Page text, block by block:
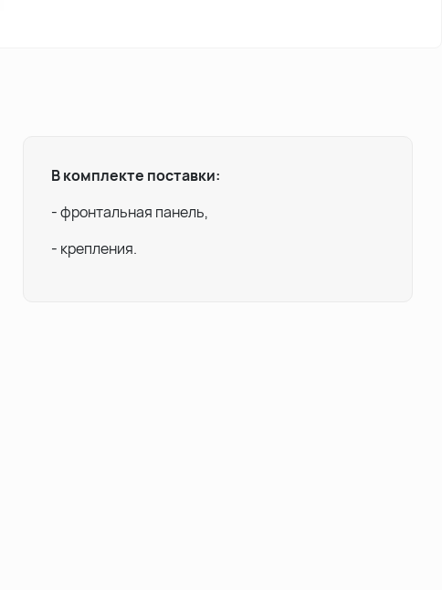
В комплекте поставки:
- фронтальная панель,
- крепления.